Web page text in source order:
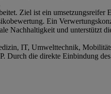
Ziel ist ein
Ein
Nachhaltigkeit und unterstützt
IT, Umwelttechnik,
die direkte Einbindung